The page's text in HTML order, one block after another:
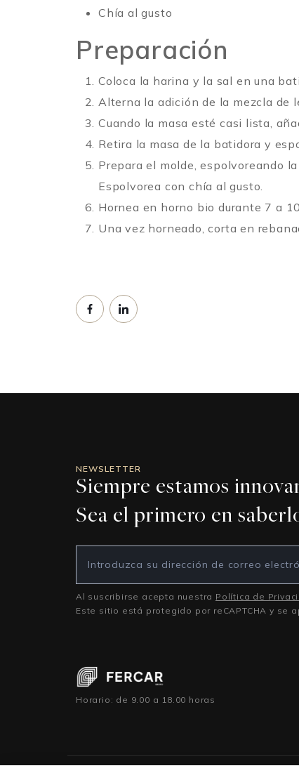
Chía al gusto
Preparación
Coloca la harina y la sal en una
Alterna la adición de la mezcla de
Cuando la masa esté casi lista,
Retira la masa de la batidora y
Prepara el molde, espolvoreando
Espolvorea con chía al gusto.
Hornea en horno bio durante 7 a
Una vez horneado, corta en
NEWSLETTER
Siempre estamos
Sea el primero en
Al suscribirse acepta nuestra Política de
Este sitio está protegido por reCAPTCHA y se
Horario: de 9.00 a 18.00 horas